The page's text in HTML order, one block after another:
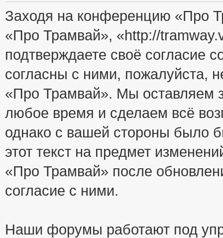
Заходя на конференцию «Про
«Про Трамвай», «http://
подтверждаете своё
согласны с ними, пожалуйста,
«Про Трамвай». Мы оставляем
любое время и сделаем всё
однако с вашей стороны было
этот текст на предмет
«Про Трамвай» после
согласие с ними.
Наши форумы работают под